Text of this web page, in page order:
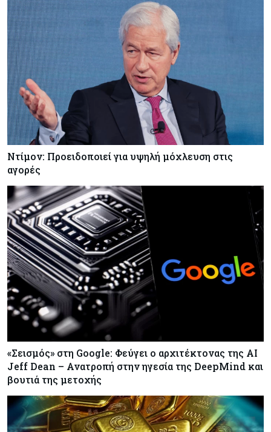
Ιταλία: Αξιοποιεί τη δημοσιονομική ευελιξία της
ΕΕ για επενδύσεις στην ενέργεια
Κύπρος
Τον Σεπτέμβριο αρχίζει ο διάλογος για τις άδειες
ασθενείας στο Δημόσιο
Ντίμον: Προειδοποιεί για υψηλή μόχλευση στις
αγορές
«Σεισμός» στη Google: Φεύγει ο αρχιτέκτονας της AI
Jeff Dean – Ανατροπή στην ηγεσία της DeepMind και
βουτιά της μετοχής